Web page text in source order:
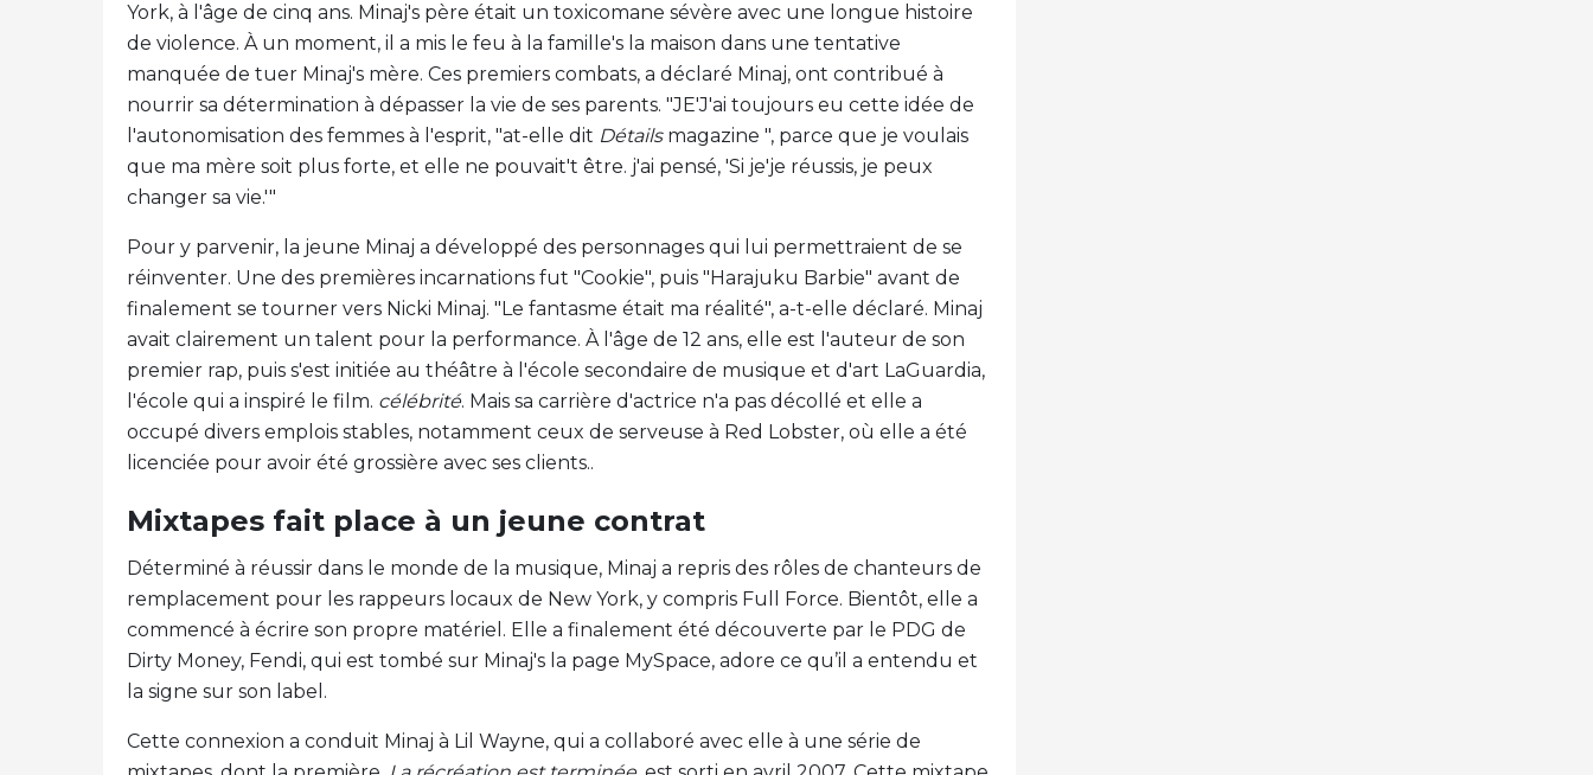
York, à l'âge de cinq ans. Minaj's père était un toxicomane sévère avec une longue histoire
de violence. À un moment, il a mis le feu à la famille's la maison dans une tentative
manquée de tuer Minaj's mère. Ces premiers combats, a déclaré Minaj, ont contribué à
nourrir sa détermination à dépasser la vie de ses parents. "JE'J'ai toujours eu cette idée de
l'autonomisation des femmes à l'esprit, "at-elle dit Détailsmagazine ", parce que je voulais
que ma mère soit plus forte, et elle ne pouvait't être. j'ai pensé, 'Si je'je réussis, je peux
changer sa vie.'"
Pour y parvenir, la jeune Minaj a développé des personnages qui lui permettraient de se
réinventer. Une des premières incarnations fut "Cookie", puis "Harajuku Barbie" avant de
finalement se tourner vers Nicki Minaj. "Le fantasme était ma réalité", a-t-elle déclaré. Minaj
avait clairement un talent pour la performance. À l'âge de 12 ans, elle est l'auteur de son
premier rap, puis s'est initiée au théâtre à l'école secondaire de musique et d'art LaGuardia,
l'école qui a inspiré le film. célébrité. Mais sa carrière d'actrice n'a pas décollé et elle a
occupé divers emplois stables, notamment ceux de serveuse à Red Lobster, où elle a été
licenciée pour avoir été grossière avec ses clients..
Mixtapes fait place à un jeune contrat
Déterminé à réussir dans le monde de la musique, Minaj a repris des rôles de chanteurs de
remplacement pour les rappeurs locaux de New York, y compris Full Force. Bientôt, elle a
commencé à écrire son propre matériel. Elle a finalement été découverte par le PDG de
Dirty Money, Fendi, qui est tombé sur Minaj's la page MySpace, adore ce qu’il a entendu et
la signe sur son label.
Cette connexion a conduit Minaj à Lil Wayne, qui a collaboré avec elle à une série de